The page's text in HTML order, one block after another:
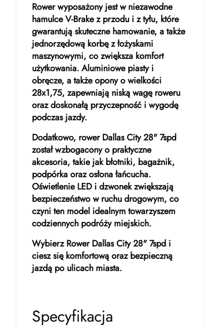
Rower wyposażony jest w niezawodne
hamulce V-Brake z przodu i z tyłu, które
gwarantują skuteczne hamowanie, a także
jednorzędową korbę z łożyskami
maszynowymi, co zwiększa komfort
użytkowania. Aluminiowe piasty i
obręcze, a także opony o wielkości
28x1,75, zapewniają niską wagę roweru
oraz doskonałą przyczepność i wygodę
podczas jazdy.
Dodatkowo, rower Dallas City 28" 7spd
został wzbogacony o praktyczne
akcesoria, takie jak błotniki, bagażnik,
podpórka oraz osłona łańcucha.
Oświetlenie LED i dzwonek zwiększają
bezpieczeństwo w ruchu drogowym, co
czyni ten model idealnym towarzyszem
codziennych podróży miejskich.
Wybierz Rower Dallas City 28" 7spd i
ciesz się komfortową oraz bezpieczną
jazdą po ulicach miasta.
Specyfikacja